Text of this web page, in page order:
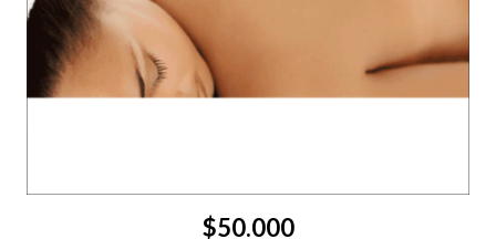
$50.000